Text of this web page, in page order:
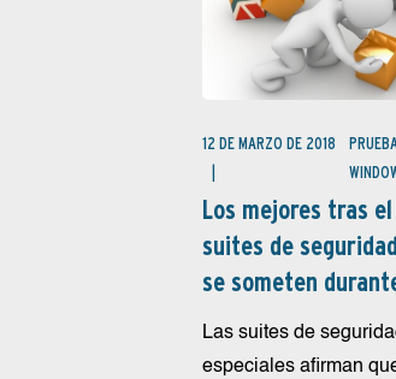
12 DE MARZO DE 2018
Los mejores tras
suites de
se someten
Las suites de
especiales afirman